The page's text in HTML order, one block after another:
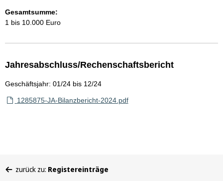
Gesamtsumme:
1 bis 10.000 Euro
Jahresabschluss/Rechenschaftsbericht
Geschäftsjahr: 01/24 bis 12/24
1285875-JA-Bilanzbericht-2024.pdf
befinden
zurück zu: Registereinträge